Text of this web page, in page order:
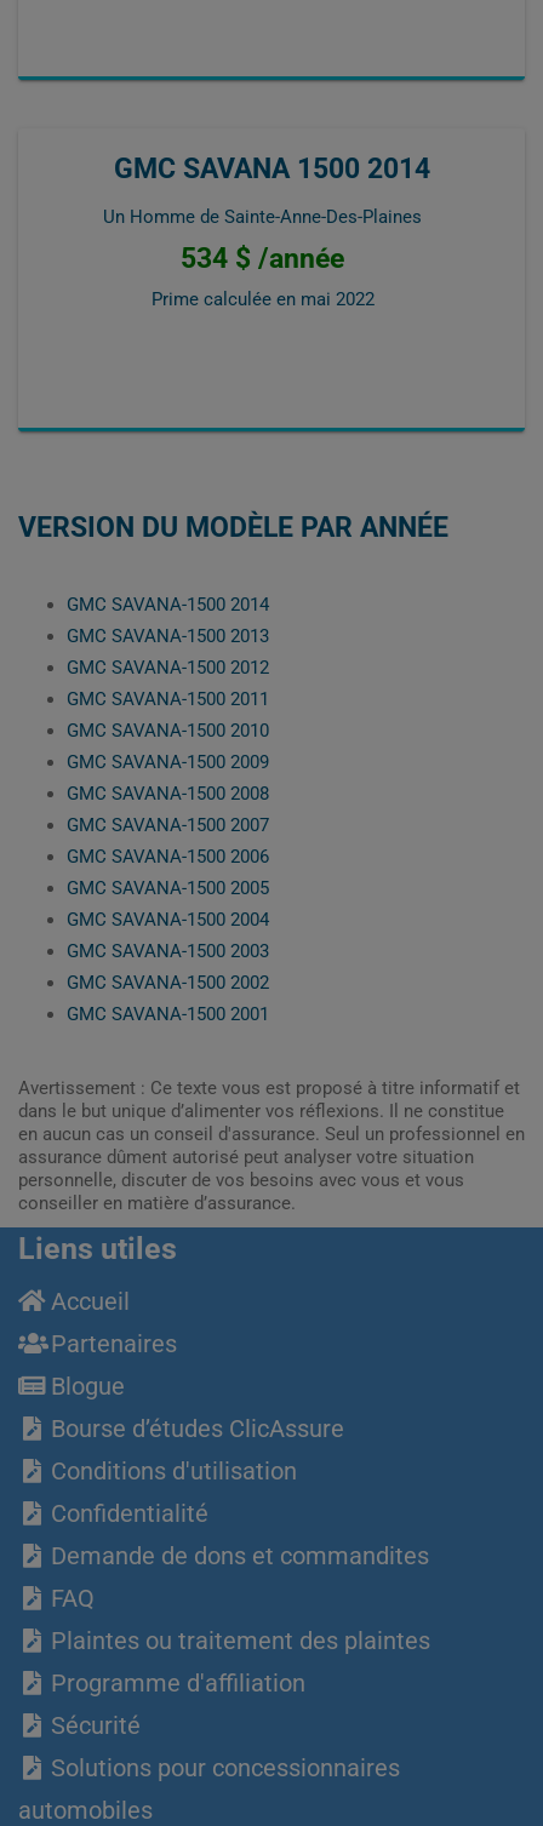
GMC SAVANA 1500 2014
Un Homme de Sainte-Anne-Des-Plaines
534 $ /année
Prime calculée en mai 2022
VERSION DU MODÈLE PAR ANNÉE
GMC SAVANA-1500 2014
GMC SAVANA-1500 2013
GMC SAVANA-1500 2012
GMC SAVANA-1500 2011
GMC SAVANA-1500 2010
GMC SAVANA-1500 2009
GMC SAVANA-1500 2008
GMC SAVANA-1500 2007
GMC SAVANA-1500 2006
GMC SAVANA-1500 2005
GMC SAVANA-1500 2004
GMC SAVANA-1500 2003
GMC SAVANA-1500 2002
GMC SAVANA-1500 2001
Avertissement : Ce texte vous est proposé à titre informatif et
dans le but unique d’alimenter vos réflexions. Il ne constitue
en aucun cas un conseil d'assurance. Seul un professionnel en
assurance dûment autorisé peut analyser votre situation
personnelle, discuter de vos besoins avec vous et vous
conseiller en matière d’assurance.
Liens utiles
Accueil
Partenaires
Blogue
Bourse d’études ClicAssure
Conditions d'utilisation
Confidentialité
Demande de dons et commandites
FAQ
Plaintes ou traitement des plaintes
Programme d'affiliation
Sécurité
Solutions pour concessionnaires
automobiles